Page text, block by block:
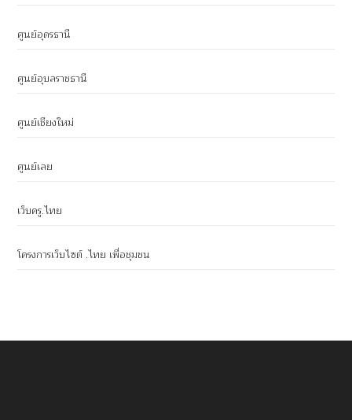
ศูนย์อุดรธานี
ศูนย์อุบลราชธานี
ศูนย์เชียงใหม่
ศูนย์เลย
เว็บครู.ไทย
โครงการเว็บไซต์ .ไทย เพื่อชุมชน